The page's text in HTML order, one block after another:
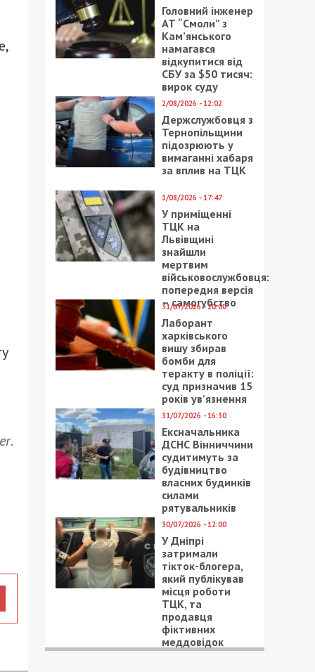
.
Головний інженер
АТ “Смоли” з
Кам’янського
намагався
відкупитися від
СБУ за $50 тисяч:
вирок суду
2/08/2026 - 12:02
Держслужбовця з
Тернопільщини
підозрюють у
вимаганні хабаря
за вплив на ТЦК
1/08/2026 - 17:47
У приміщенні
ТЦК на
Львівщині
знайшли
мертвим
військовослужбовця:
попередня версія
– самогубство
31/07/2026 - 20:00
Лаборант
харківського
вишу збирав
бомби для
теракту в поліції:
суд призначив 15
років ув’язнення
31/07/2026 - 16:30
Ексначальника
ДСНС Вінниччини
судитимуть за
будівництво
власних будинків
силами
рятувальників
30/07/2026 - 12:00
У Дніпрі
затримали
тікток-блогера,
який публікував
місця роботи
ТЦК, та
продавця
фіктивних
меддовідок